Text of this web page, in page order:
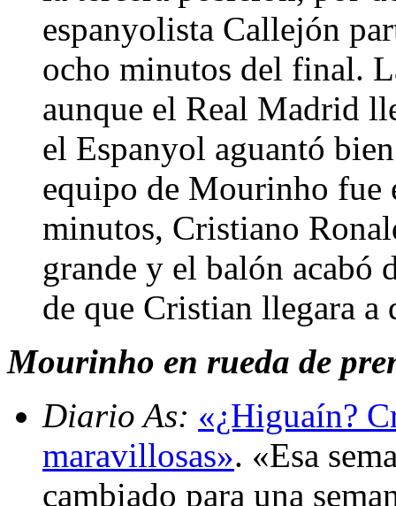
espanyolista Callejón
ocho minutos del final.
aunque el Real Madrid
el Espanyol aguantó
equipo de Mourinho fue
minutos, Cristiano
grande y el balón acabó
de que Cristian llegara
Mourinho en rueda de
Diario As: «¿Higuaín?
maravillosas». «Esa
cambiado para una